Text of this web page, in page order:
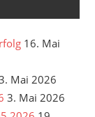
16. Mai
Mai 2026
3. Mai 2026